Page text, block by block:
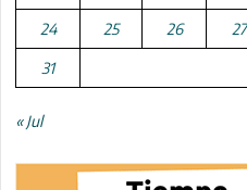
24 25 26 27
31
« Jul